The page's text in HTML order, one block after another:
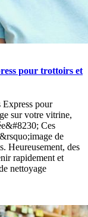
pour trottoirs et
pour
sur votre vitrine,
Ces
de
Heureusement, des
rapidement et
nettoyage